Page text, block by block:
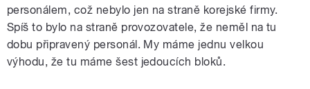
personálem, což nebylo jen na straně korejské firmy.
Spíš to bylo na straně provozovatele, že neměl na tu
dobu připravený personál. My máme jednu velkou
výhodu, že tu máme šest jedoucích bloků.